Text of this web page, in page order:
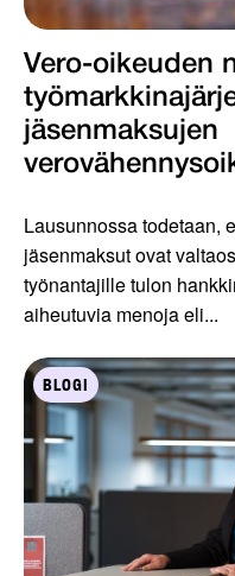
Vero-oikeuden
jäsenmaksujen
Lausunnossa todetaan,
jäsenmaksut ovat
työnantajille tulon
aiheutuvia menoja eli...
BLOGI